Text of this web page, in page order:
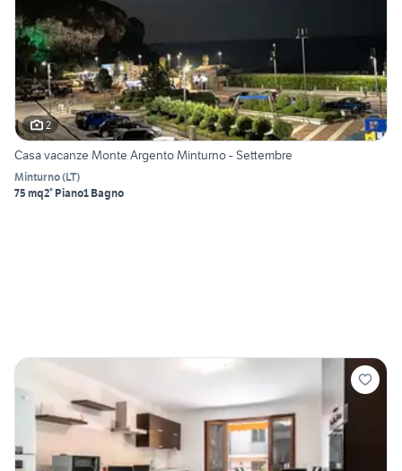
2
Casa vacanze Monte Argento Minturno - Settembre
Minturno(LT)
75 mq2° Piano1 Bagno